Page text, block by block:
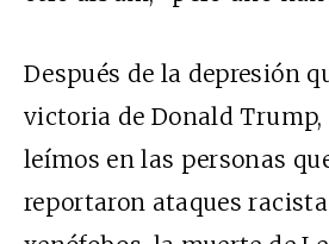
Después de la depresión
victoria de Donald Trump,
leímos en las personas
reportaron ataques